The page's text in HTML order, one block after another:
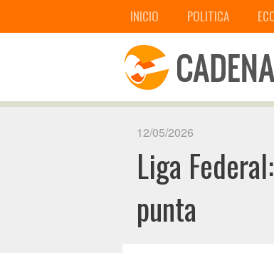
INICIO POLITICA
12/05/2026
Liga
punta